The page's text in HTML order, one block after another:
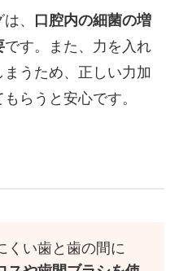
、
口腔内の細菌の増
です。また、力を入れ
うため、正しい力加
らうと安心です。
くい歯と歯の間に